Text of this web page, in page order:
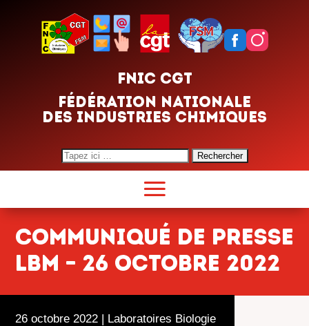
FNIC CGT
FÉDÉRATION NATIONALE
DES INDUSTRIES CHIMIQUES
Search
for:
Communiqué de presse
LBM – 26 octobre 2022
26 octobre 2022 | Laboratoires Biologie